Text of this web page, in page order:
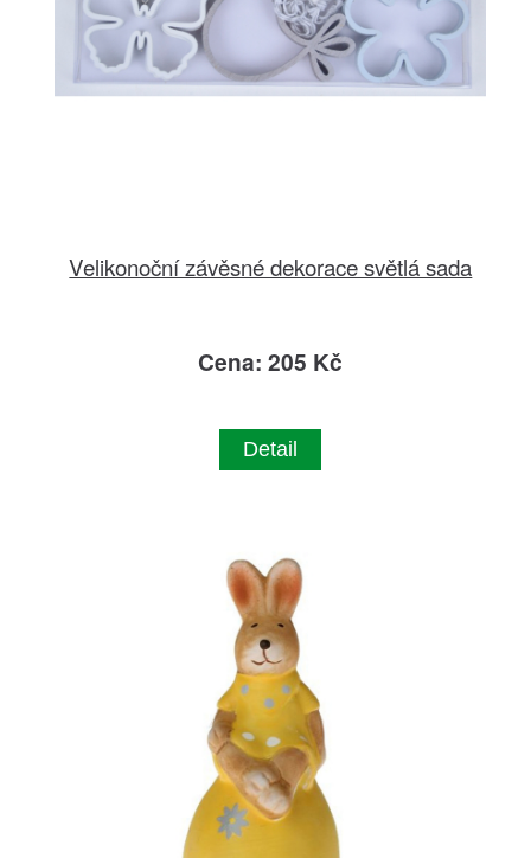
Velikonoční závěsné dekorace světlá sada
Cena: 205 Kč
Detail